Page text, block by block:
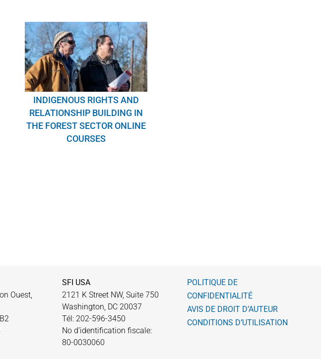
INDIGENOUS RIGHTS AND
RELATIONSHIP BUILDING IN
THE FOREST SECTOR ONLINE
COURSES
Ouest,
SFI USA
2121 K Street NW, Suite 750
Washington, DC 20037
Tél: 202-596-3450
No d’identification fiscale:
80-0030060
POLITIQUE DE
CONFIDENTIALITÉ
AVIS DE DROIT D’AUTEUR
CONDITIONS D’UTILISATION